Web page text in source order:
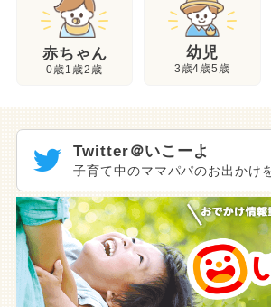
赤ちゃん
0歳1歳2歳
幼児
3歳4歳5歳
Twitter＠いこーよ
子育て中のママパパのお出かけ